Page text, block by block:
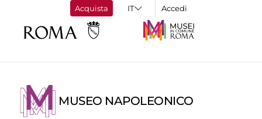
Acquista Accedi
MUSEO NAPOLEONICO